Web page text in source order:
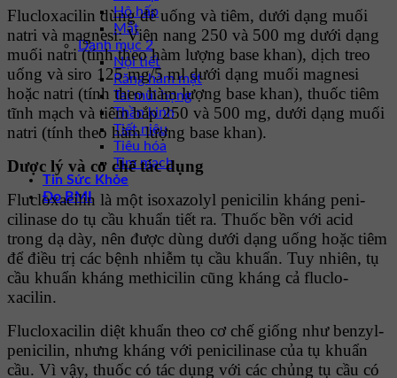
Hô hấp
Mắt
Danh mục 2
Nội tiết
Răng hàm mặt
Tai mũi họng
Thần kinh
Tiết niệu
Tiêu hóa
Tim mạch
Tin Sức Khỏe
Đo BMI
Flucloxacilin dùng để uống và tiêm, dưới dạng muối
natri và magnesi: Viên nang 250 và 500 mg dưới dạng
muối natri (tính theo hàm lượng base khan), dịch treo
uống và siro 125 mg/5 ml dưới dạng muối magnesi
hoặc natri (tính theo hàm lượng base khan), thuốc tiêm
tĩnh mạch và tiêm bắp 250 và 500 mg, dưới dạng muối
natri (tính theo hàm lượng base khan).
Dược lý và cơ chế tác dụng
Flucloxacilin là một isoxazolyl penicilin kháng peni-
cilinase do tụ cầu khuẩn tiết ra. Thuốc bền với acid
trong dạ dày, nên được dùng dưới dạng uống hoặc tiêm
để điều trị các bệnh nhiễm tụ cầu khuẩn. Tuy nhiên, tụ
cầu khuẩn kháng methicilin cũng kháng cả fluclo-
xacilin.
Flucloxacilin diệt khuẩn theo cơ chế giống như benzyl-
penicilin, nhưng kháng với penicilinase của tụ khuẩn
cầu. Vì vậy, thuốc có tác dụng với các chủng tụ cầu có